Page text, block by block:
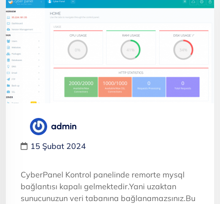
admin
15 Şubat 2024
CyberPanel Kontrol panelinde remorte mysql
bağlantısı kapalı gelmektedir.Yani uzaktan
sunucunuzun veri tabanına bağlanamazsınız.Bu